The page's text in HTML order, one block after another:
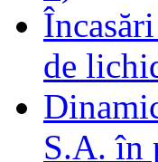
de
S.A. în